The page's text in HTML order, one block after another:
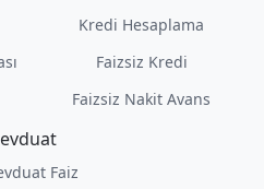
Kredi Hesaplama
Faizsiz Kredi
Faizsiz Nakit Avans
Faiz